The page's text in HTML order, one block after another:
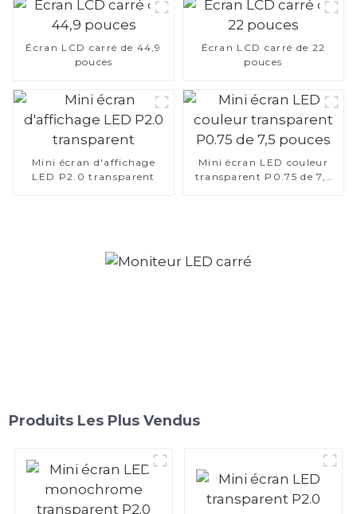
Écran LCD carré de 44,9
pouces
Écran LCD carré de 22
pouces
Mini écran d'affichage
LED P2.0 transparent
Mini écran LED couleur
transparent P0.75 de 7,5
Produits Les Plus Vendus